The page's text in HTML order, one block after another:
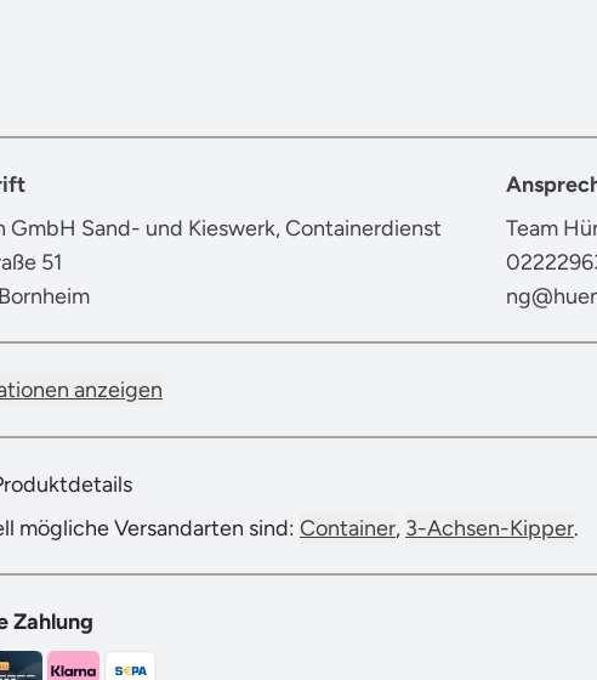
GmbH Sand- und Kieswerk, Containerdienst
51
Team
anzeigen
mögliche Versandarten sind: Container, 3-Achsen-Kipper.
Zahlung